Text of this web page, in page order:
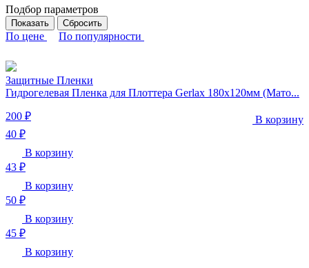
Подбор параметров
По цене По популярности
Защитные Пленки
Гидрогелевая Пленка для Плоттера Gerlax 180х120мм (Мато...
200 ₽
В корзину
40 ₽
В корзину
43 ₽
В корзину
50 ₽
В корзину
45 ₽
В корзину